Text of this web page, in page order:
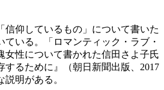
仰しているもの」について書いた
ている。「ロマンティック・ラブ・
女性について書かれた信田さよ子氏
するために』（朝日新聞出版、2017
明がある。